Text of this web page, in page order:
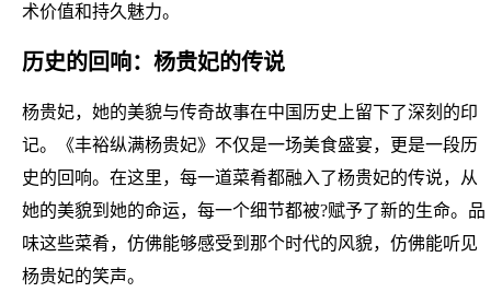
术价值和持久魅力。
历史的回响：杨贵妃的传说
杨贵妃，她的美貌与传奇故事在中国历史上留下了深刻的印
记。《丰裕纵满杨贵妃》不仅是一场美食盛宴，更是一段历
史的回响。在这里，每一道菜肴都融入了杨贵妃的传说，从
她的美貌到她的命运，每一个细节都被?赋予了新的生命。品
味这些菜肴，仿佛能够感受到那个时代的风貌，仿佛能听见
杨贵妃的笑声。